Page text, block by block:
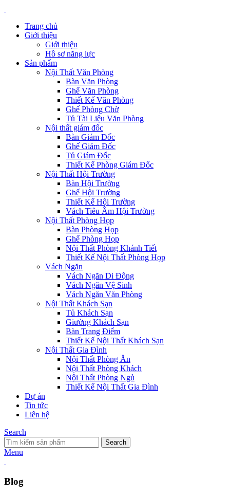
Trang chủ
Giới thiệu
Giới thiệu
Hồ sơ năng lực
Sản phẩm
Nội Thất Văn Phòng
Bàn Văn Phòng
Ghế Văn Phòng
Thiết Kế Văn Phòng
Ghế Phòng Chờ
Tủ Tài Liệu Văn Phòng
Nội thất giám đốc
Bàn Giám Đốc
Ghế Giám Đốc
Tủ Giám Đốc
Thiết Kế Phòng Giám Đốc
Nội Thất Hội Trường
Bàn Hội Trường
Ghế Hội Trường
Thiết Kế Hội Trường
Vách Tiêu Âm Hội Trường
Nội Thất Phòng Họp
Bàn Phòng Họp
Ghế Phòng Họp
Nội Thất Phòng Khánh Tiết
Thiết Kế Nội Thất Phòng Họp
Vách Ngăn
Vách Ngăn Di Động
Vách Ngăn Vệ Sinh
Vách Ngăn Văn Phòng
Nội Thất Khách Sạn
Tủ Khách Sạn
Giường Khách Sạn
Bàn Trang Điểm
Thiết Kế Nội Thất Khách Sạn
Nội Thất Gia Đình
Nội Thất Phòng Ăn
Nội Thất Phòng Khách
Nội Thất Phòng Ngủ
Thiết Kế Nội Thất Gia Đình
Dự án
Tin tức
Liên hệ
Search
Search
Menu
Blog